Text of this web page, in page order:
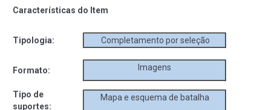
Características do Item
Tipologia: Completamento por seleção
Formato: Imagens
Tipo de
suportes:
Mapa e esquema de batalha